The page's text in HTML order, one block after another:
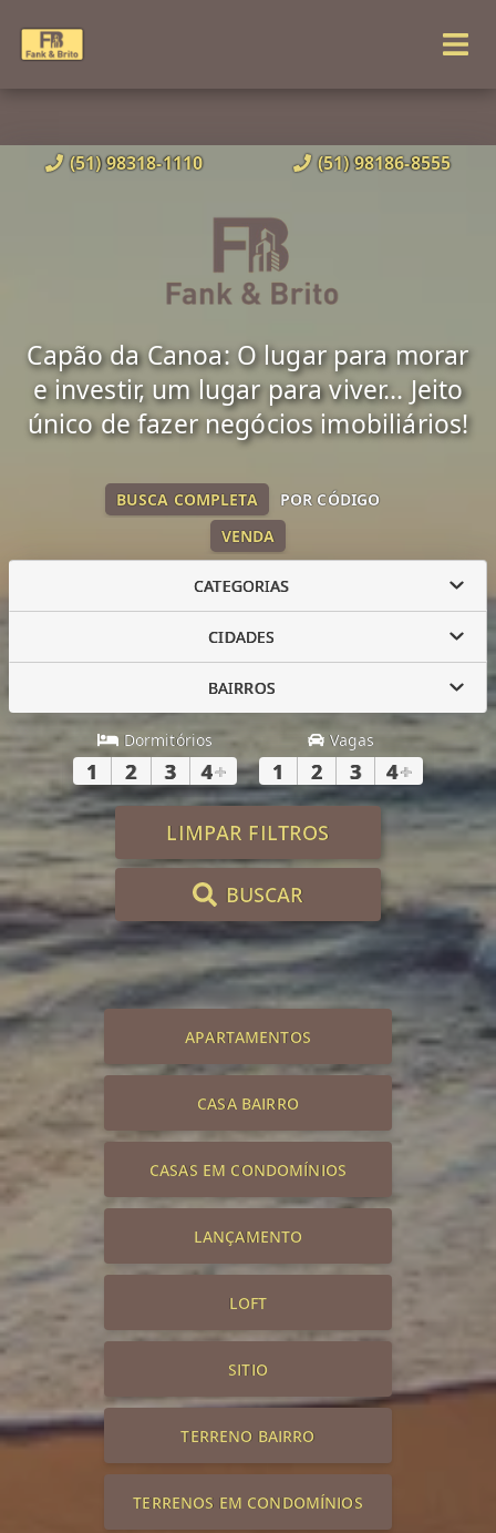
(51) 98318-1110 (51) 98186-8555
Capão da Canoa: O lugar para morar
e investir, um lugar para viver... Jeito
único de fazer negócios imobiliários!
VENDA
BUSCA COMPLETA POR CÓDIGO
CATEGORIAS
CIDADES
BAIRROS
Dormitórios
1 2 3 4+
Vagas
1 2 3 4+
LIMPAR FILTROS
BUSCAR
APARTAMENTOS
CASA BAIRRO
CASAS EM CONDOMÍNIOS
LANÇAMENTO
LOFT
SITIO
TERRENO BAIRRO
TERRENOS EM CONDOMÍNIOS